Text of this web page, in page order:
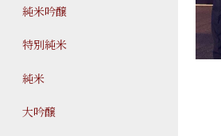
純米吟醸
特別純米
純米
大吟醸